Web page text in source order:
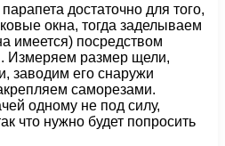
достаточно для того,
окна, тогда заделываем
имеется) посредством
Измеряем размер щели,
заводим его снаружи
саморезами.
одному не под силу,
что нужно будет попросить